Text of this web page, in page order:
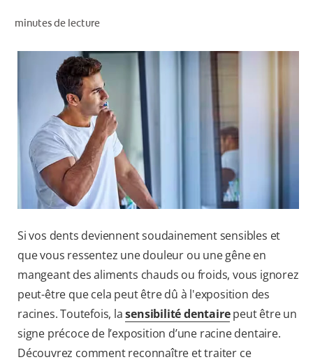
minutes de lecture
Si vos dents deviennent soudainement sensibles et
que vous ressentez une douleur ou une gêne en
mangeant des aliments chauds ou froids, vous ignorez
peut-être que cela peut être dû à l'exposition des
racines. Toutefois, lasensibilité dentairepeut être un
signe précoce de l’exposition d’une racine dentaire.
Découvrez comment reconnaître et traiter ce